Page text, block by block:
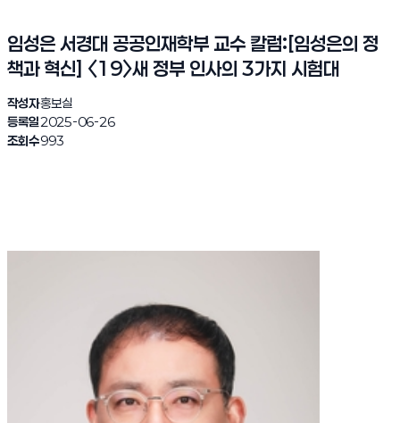
임성은 서경대 공공인재학부 교수 칼럼:[임성은의 정
책과 혁신] 〈19〉새 정부 인사의 3가지 시험대
작성자홍보실
등록일2025-06-26
조회수993